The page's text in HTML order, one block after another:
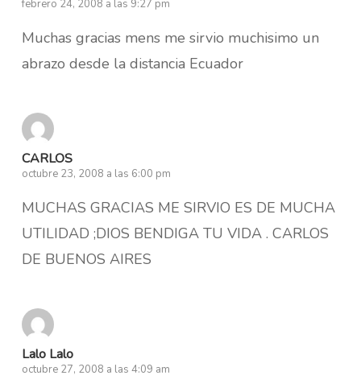
febrero 24, 2008 a las 9:27 pm
Muchas gracias mens me sirvio muchisimo un
abrazo desde la distancia Ecuador
CARLOS
octubre 23, 2008 a las 6:00 pm
MUCHAS GRACIAS ME SIRVIO ES DE MUCHA
UTILIDAD ;DIOS BENDIGA TU VIDA . CARLOS
DE BUENOS AIRES
Lalo Lalo
octubre 27, 2008 a las 4:09 am